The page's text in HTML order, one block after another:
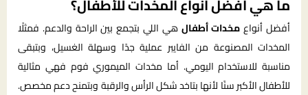
ما هي أفضل أنواع المخدات للأطفال؟
أفضل أنواعمخدات أطفال هي اللي بتجمع بين الراحة والدعم. فمثلًا
المخدات المصنوعة من الفايبر عملية جدًا وسهلة الغسيل، وبتبقى
مناسبة للاستخدام اليومي. أما مخدات الميموري فوم فهي مثالية
للأطفال الأكبر سنًا لأنها بتاخد شكل الرأس والرقبة وبتمنح دعم مخصص.